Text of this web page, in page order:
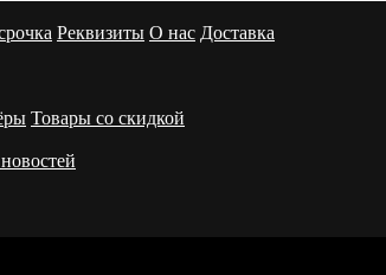
Реквизиты О нас Доставка
Товары со скидкой